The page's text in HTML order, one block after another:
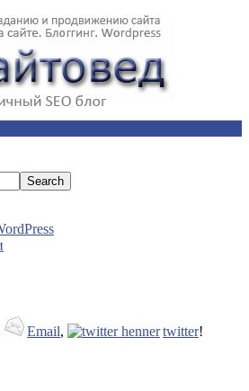
Email, twitter!